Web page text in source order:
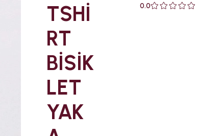
TSHİ
RT
BİSİK
LET
YAK
0.0